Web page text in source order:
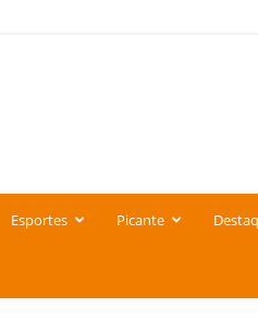
Esportes Picante